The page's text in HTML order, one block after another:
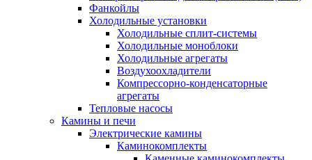
Фанкойлы
Холодильные установки
Холодильные сплит-системы
Холодильные моноблоки
Холодильные агрегаты
Воздухоохладители
Компрессорно-конденсаторные
агрегаты
Тепловые насосы
Камины и печи
Электрические камины
Каминокомплекты